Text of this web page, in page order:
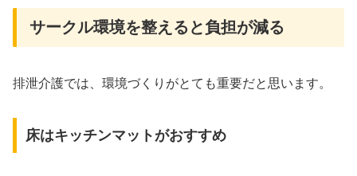
サークル環境を整えると負担が減る
排泄介護では、環境づくりがとても重要だと思います。
床はキッチンマットがおすすめ